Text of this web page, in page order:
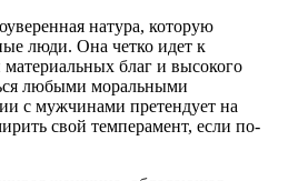
натура, которую
люди. Она четко идет к
благ и высокого
любыми моральными
с мужчинами претендует на
свой темперамент, если по-